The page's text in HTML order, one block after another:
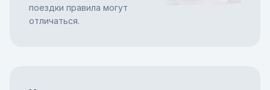
поездки правила могут
отличаться.